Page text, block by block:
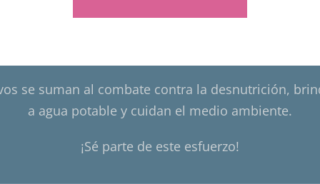
se suman al combate contra la desnutrición,
a agua potable y cuidan el medio ambiente.
¡Sé parte de este esfuerzo!